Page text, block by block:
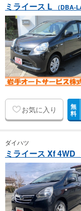
ミライース L （DBA-
お気に入り 無
料
ダイハツ
ミライース Xf 4WD